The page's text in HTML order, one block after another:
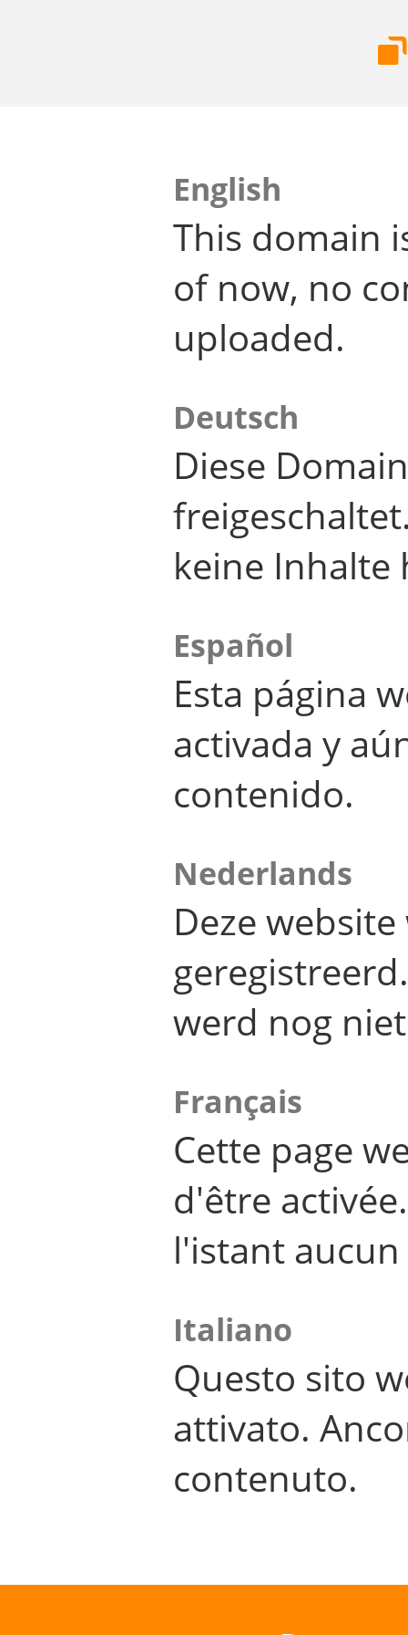
English
This domain
of now, no
uploaded.
Deutsch
Diese
keine Inhalte
Español
Esta página
activada y
contenido.
Nederlands
Deze
werd nog
Français
Cette page
d'être
l'istant
Italiano
Questo sito
attivato.
contenuto.